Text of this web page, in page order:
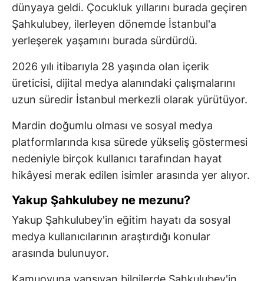
dünyaya geldi. Çocukluk yıllarını burada geçiren
Şahkulubey, ilerleyen dönemde İstanbul'a
yerleşerek yaşamını burada sürdürdü.
2026 yılı itibarıyla 28 yaşında olan içerik
üreticisi, dijital medya alanındaki çalışmalarını
uzun süredir İstanbul merkezli olarak yürütüyor.
Mardin doğumlu olması ve sosyal medya
platformlarında kısa sürede yükseliş göstermesi
nedeniyle birçok kullanıcı tarafından hayat
hikâyesi merak edilen isimler arasında yer alıyor.
Yakup Şahkulubey ne mezunu?
Yakup Şahkulubey'in eğitim hayatı da sosyal
medya kullanıcılarının araştırdığı konular
arasında bulunuyor.